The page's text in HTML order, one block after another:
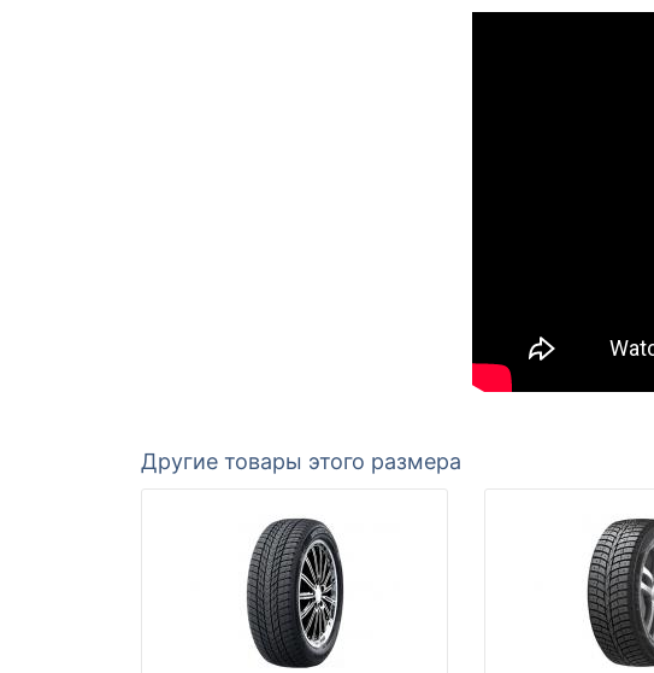
Другие товары этого размера